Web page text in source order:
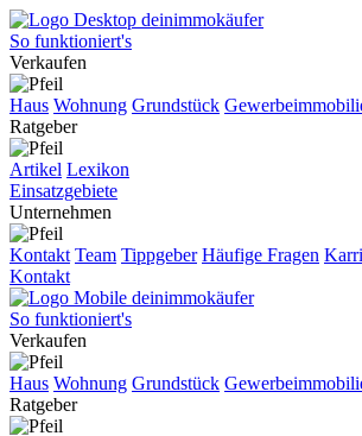
So funktioniert's
Verkaufen
Haus Wohnung Grundstück
Ratgeber
Artikel Lexikon
Einsatzgebiete
Unternehmen
Kontakt Team Tippgeber Häufige Fragen
Kontakt
So funktioniert's
Verkaufen
Haus Wohnung Grundstück
Ratgeber